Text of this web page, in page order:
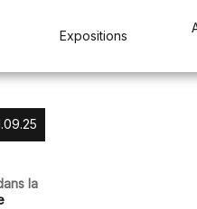
Expositions
la